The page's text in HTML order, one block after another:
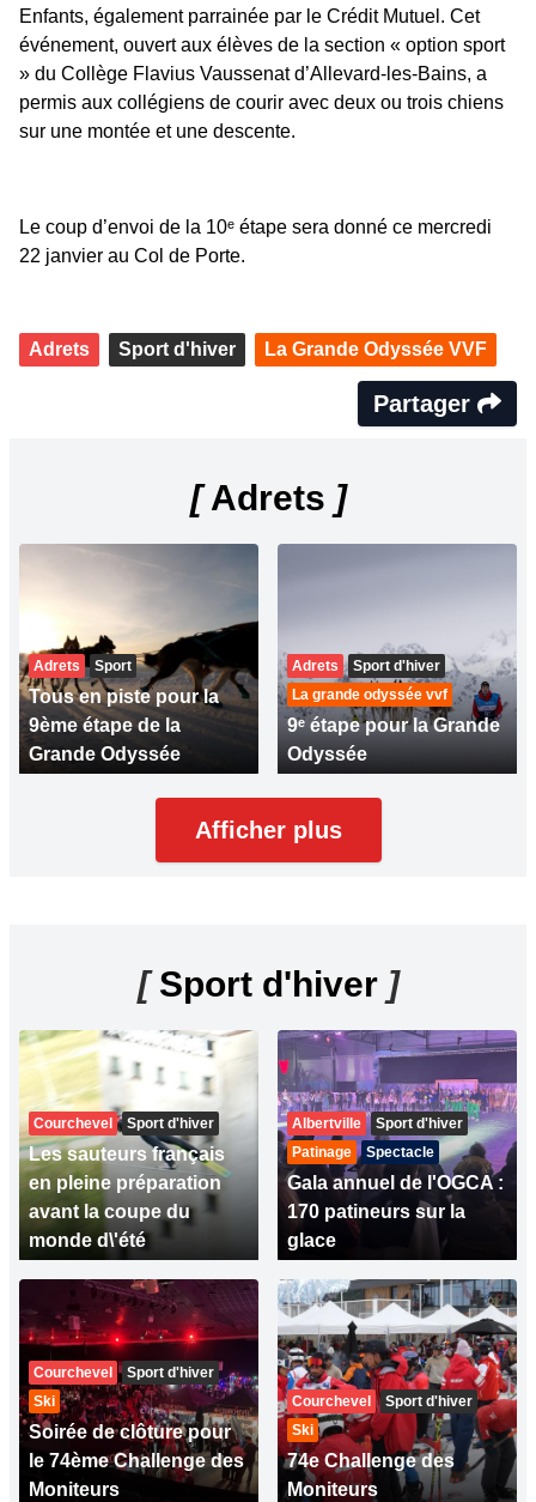
Enfants, également parrainée par le Crédit Mutuel. Cet
événement, ouvert aux élèves de la section « option sport
» du Collège Flavius Vaussenat d’Allevard-les-Bains, a
permis aux collégiens de courir avec deux ou trois chiens
sur une montée et une descente.
Le coup d’envoi de la 10ᵉ étape sera donné ce mercredi
22 janvier au Col de Porte.
Adrets Sport d'hiver La Grande Odyssée VVF
Partager
[Adrets ]
Adrets Sport
Tous en piste pour la
9ème étape de la
Grande Odyssée
Adrets
Sport d'hiver
La grande odyssée vvf
9ᵉ étape pour la Grande
Odyssée
Afficher plus
[Sport d'hiver ]
Courchevel Sport d'hiver
Les sauteurs français
en pleine préparation
avant la coupe du
monde d\'été
Albertville
Sport d'hiver
Patinage
Spectacle
Gala annuel de l'OGCA :
170 patineurs sur la
glace
Courchevel
Sport d'hiver
Ski
Soirée de clôture pour
le 74ème Challenge des
Moniteurs
Courchevel
Sport d'hiver
Ski
74e Challenge des
Moniteurs